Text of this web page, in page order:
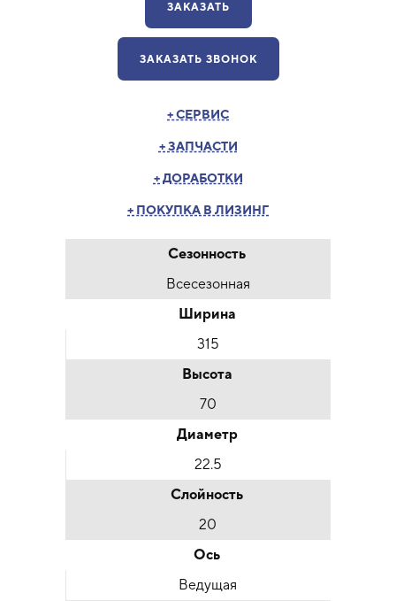
ЗАКАЗАТЬ
ЗАКАЗАТЬ ЗВОНОК
+ СЕРВИС
+ ЗАПЧАСТИ
+ ДОРАБОТКИ
+ ПОКУПКА В ЛИЗИНГ
Сезонность
Всесезонная
Ширина
315
Высота
70
Диаметр
22.5
Слойность
20
Ось
Ведущая